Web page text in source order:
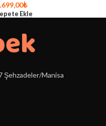
₺
Ekle
Şehzadeler/Manisa